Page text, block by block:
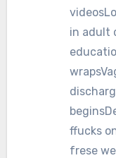
in adult
ffucks
frese